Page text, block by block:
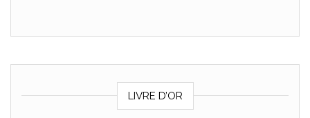
LIVRE D’OR